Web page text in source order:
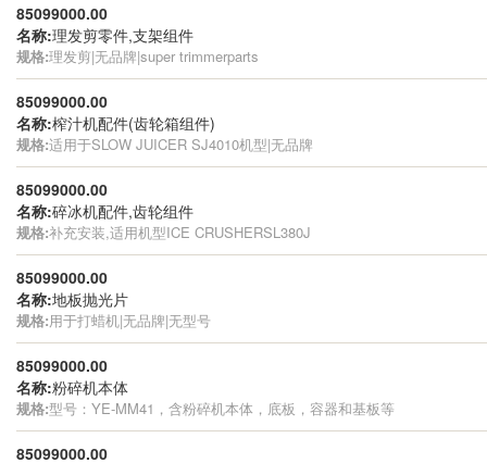
85099000.00
名称:理发剪零件,支架组件
规格:理发剪|无品牌|super trimmerparts
85099000.00
名称:榨汁机配件(齿轮箱组件)
规格:适用于SLOW JUICER SJ4010机型|无品牌
85099000.00
名称:碎冰机配件,齿轮组件
规格:补充安装,适用机型ICE CRUSHERSL380J
85099000.00
名称:地板抛光片
规格:用于打蜡机|无品牌|无型号
85099000.00
名称:粉碎机本体
规格:型号：YE-MM41，含粉碎机本体，底板，容器和基板等
85099000.00